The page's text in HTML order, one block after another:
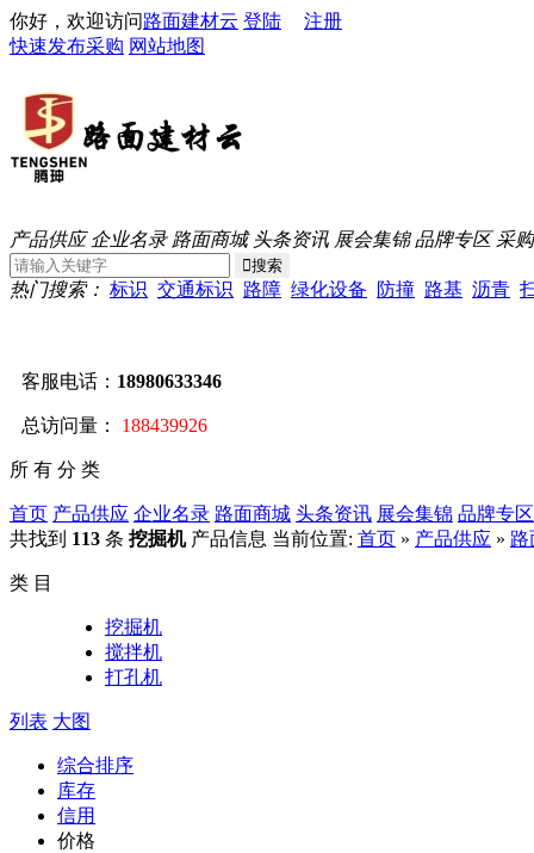
你好，欢迎访问路面建材云 登陆
注册
快速发布采购 网站地图
产品供应 企业名录 路面商城 头条资讯 展会集锦 品牌专区 采
热门搜索： 标识 交通标识 路障 绿化设备 防撞 路基 沥青
客服电话： 18980633346
总访问量： 188439926
所 有 分 类
首页 产品供应 企业名录 路面商城 头条资讯 展会集锦 品牌专区
共找到 113 条 挖掘机 产品信息 当前位置: 首页 » 产品供应 » 路
类 目
挖掘机
搅拌机
打孔机
列表 大图
综合排序
库存
信用
价格